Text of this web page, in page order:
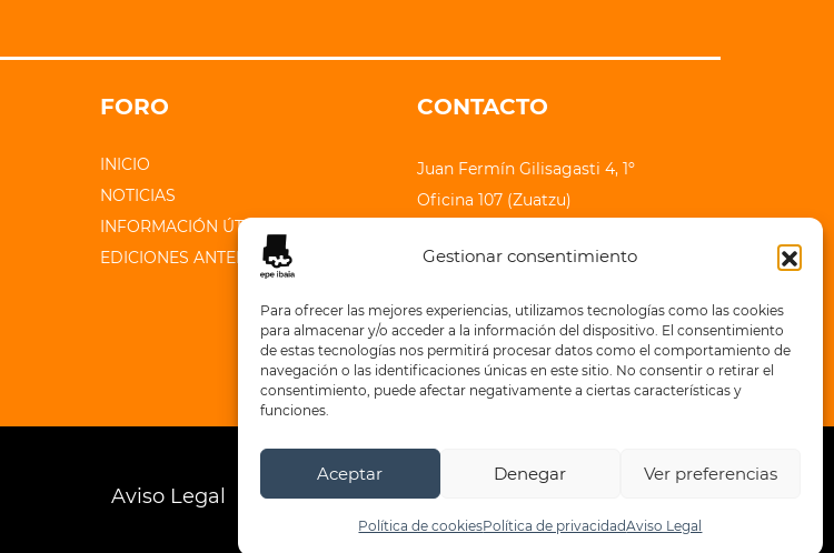
Gestionar consentimiento
Para ofrecer las mejores experiencias, utilizamos tecnologías como las cookies
para almacenar y/o acceder a la información del dispositivo. El consentimiento
de estas tecnologías nos permitirá procesar datos como el comportamiento de
navegación o las identificaciones únicas en este sitio. No consentir o retirar el
consentimiento, puede afectar negativamente a ciertas características y
funciones.
Aceptar Denegar Ver preferencias
Política de cookiesPolítica de privacidadAviso Legal
FORO
INICIO
NOTICIAS
INFORMACIÓN ÚTIL
EDICIONES ANTERIORES
CONTACTO
Juan Fermín Gilisagasti 4, 1º
Oficina 107 (Zuatzu)
+34 943 32 71 83
Aviso Legal Política de privacidad